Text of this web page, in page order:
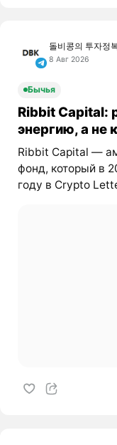
돌비콩의 투자정
8 Авг 2026
Бычья
Ribbit Capital:
энергию, а не
Ribbit Capital —
фонд, который в
году в Crypto